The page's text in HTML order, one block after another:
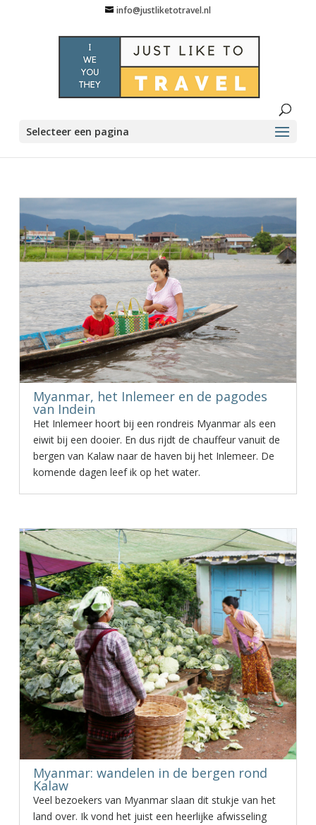
info@justliketotravel.nl
Selecteer een pagina
Myanmar, het Inlemeer en de pagodes
van Indein
Het Inlemeer hoort bij een rondreis Myanmar als een
eiwit bij een dooier. En dus rijdt de chauffeur vanuit de
bergen van Kalaw naar de haven bij het Inlemeer. De
komende dagen leef ik op het water.
Myanmar: wandelen in de bergen rond
Kalaw
Veel bezoekers van Myanmar slaan dit stukje van het
land over. Ik vond het juist een heerlijke afwisseling